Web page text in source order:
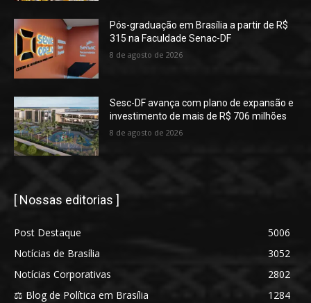
Pós-graduação em Brasília a partir de R$
315 na Faculdade Senac-DF
8 de agosto de 2026
Sesc-DF avança com plano de expansão e
investimento de mais de R$ 706 milhões
8 de agosto de 2026
[ Nossas editorias ]
Post Destaque
5006
Notícias de Brasília
3052
Notícias Corporativas
2802
⚖️ Blog de Política em Brasília
1284